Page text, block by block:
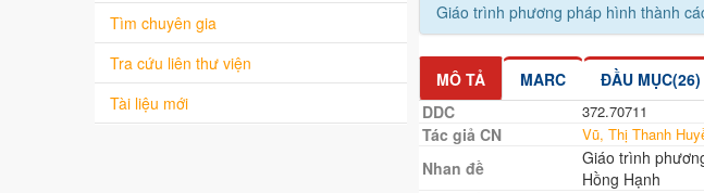
Tìm chuyên gia
Tra cứu liên thư viện
Tài liệu mới
Giáo trình phương pháp hình thành
MÔ TẢ MARC ĐẦU MỤC(26)
DDC
372.70711
Tác giả CN Vũ, Thị Thanh
Nhan đề
Giáo trình
Hồng Hạnh